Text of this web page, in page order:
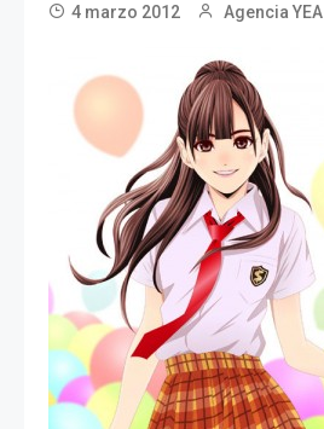
4 marzo 2012 Agencia YEA